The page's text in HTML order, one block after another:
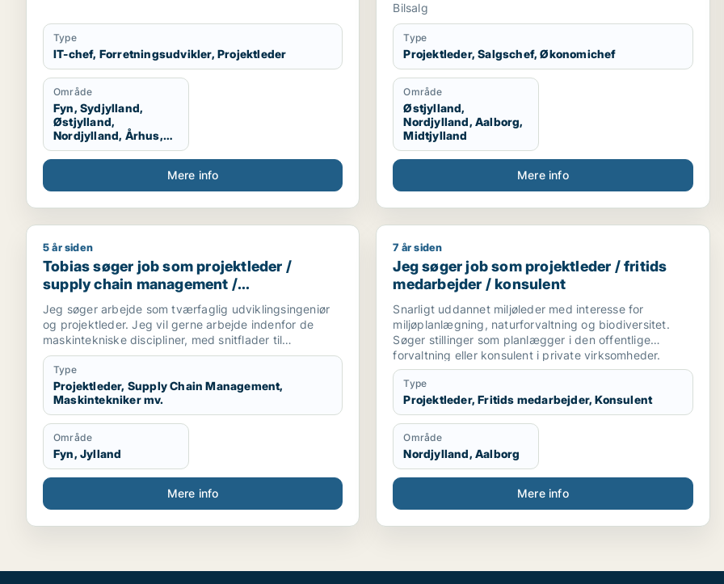
Type
IT-chef, Forretningsudvikler, Projektleder
Område
Fyn, Sydjylland,
Østjylland,
Nordjylland, Århus,
Aalborg, Vestjylland,
Midtjylland
Mere info
Bilsalg
Type
Projektleder, Salgschef, Økonomichef
Område
Østjylland,
Nordjylland, Aalborg,
Midtjylland
Mere info
Tobias søger job som projektleder / supply chain management / maskintekniker / maskiningeniør / forsker
5 år siden
Tobias søger job som projektleder /
supply chain management /
maskintekniker / maskiningeniør / forsker
Jeg søger arbejde som tværfaglig udviklingsingeniør
og projektleder. Jeg vil gerne arbejde indenfor de
maskintekniske discipliner, med snitflader til
mekatronik, automation, robotteknologi, energi og
indeklima og medica/Bioteknologi.
Type
Projektleder, Supply Chain Management,
Maskintekniker mv.
Område
Fyn, Jylland
Mere info
Jeg søger job som projektleder / fritids medarbejder
7 år siden
Jeg søger job som projektleder / fritids
medarbejder / konsulent
Snarligt uddannet miljøleder med interesse for
miljøplanlægning, naturforvaltning og biodiversitet.
Søger stillinger som planlægger i den offentlige
forvaltning eller konsulent i private virksomheder.
Type
Projektleder, Fritids medarbejder, Konsulent
Område
Nordjylland, Aalborg
Mere info